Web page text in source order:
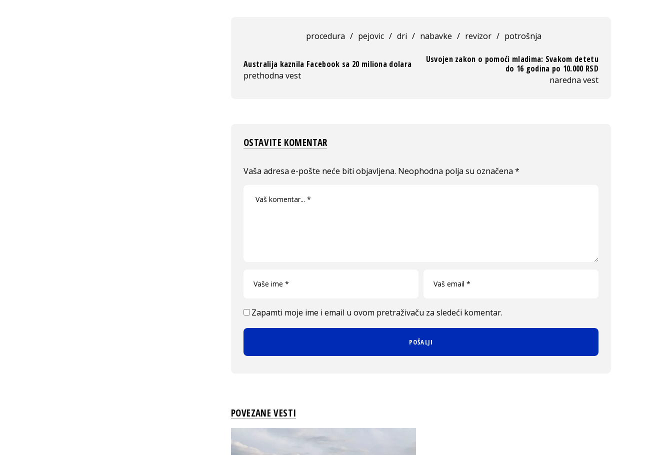
procedura / pejovic / dri / nabavke / revizor / potrošnja
Australija kaznila Facebook sa 20 miliona dolara
prethodna vest
Usvojen zakon o pomoći mladima: Svakom detetu
do 16 godina po 10.000 RSD
naredna vest
OSTAVITE KOMENTAR
Vaša adresa e-pošte neće biti objavljena. Neophodna polja su označena *
Zapamti moje ime i email u ovom pretraživaču za sledeći komentar.
POVEZANE VESTI